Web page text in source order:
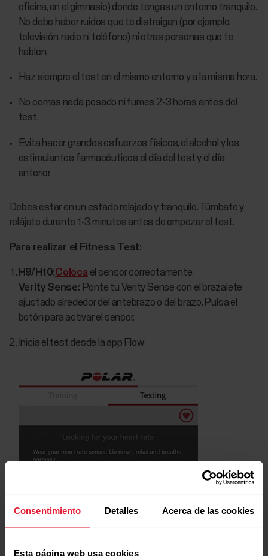
Consentimiento Detalles Acerca de las cookies
Esta página web usa cookies
oficina, en el gimnasio) donde tengas un entorno tranquilo.
No debe haber ruidos que te distraigan (por ejemplo,
televisión, radio ni teléfono) ni otras personas que te
hablen.
Haz siempre el test en el mismo entorno y a la misma hora.
No comas nada pesado ni fumes 2-3 horas antes del
test.
Evita hacer grandes esfuerzos físicos, el alcohol y los
estimulantes farmacéuticos el día del test y el día
anterior.
Debes estar en un estado relajado y tranquilo. Túmbate y
relájate durante 1-3 minutos antes de empezar el test.
Para realizar el Fitness Test:
H9/H10:Coloca el sensor correctamente.
Verity Sense: Ponte tu Verity Sense con el brazalete
ajustado alrededor del antebrazo o del brazo. Pulsa el
botón para activar el sensor.
Inicia el test desde la app Flow: